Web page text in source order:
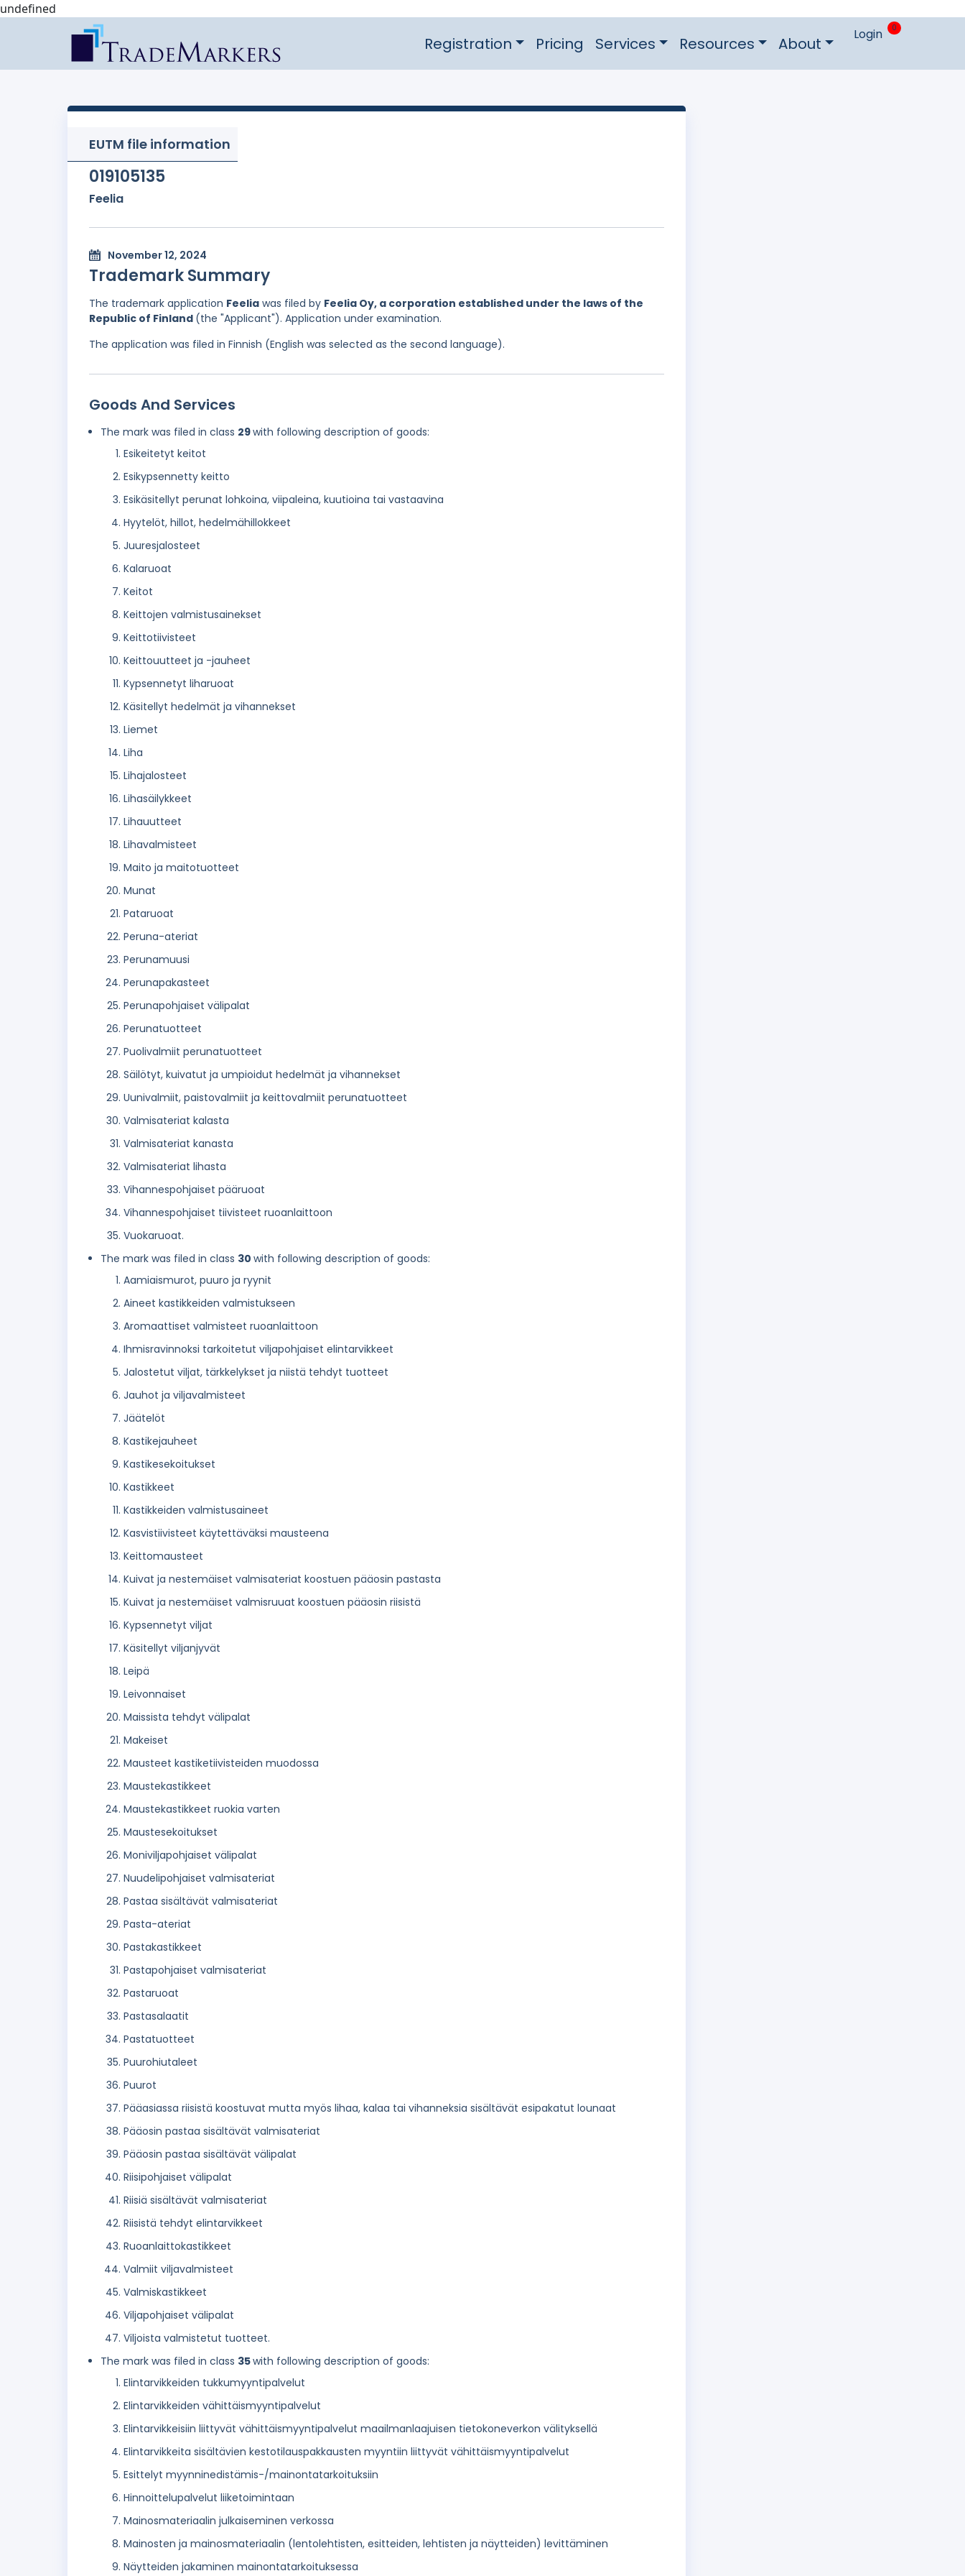
undefined
Registration Pricing Services Resources About Login 0
EUTM file information
019105135
Feelia
November 12, 2024
Trademark Summary
The trademark application Feelia was filed by Feelia Oy, a corporation established under the laws of the
Republic of Finland (the "Applicant"). Application under examination.
The application was filed in Finnish (English was selected as the second language).
Goods And Services
The mark was filed in class 29with following description of goods:
Esikeitetyt keitot
Esikypsennetty keitto
Esikäsitellyt perunat lohkoina, viipaleina, kuutioina tai vastaavina
Hyytelöt, hillot, hedelmähillokkeet
Juuresjalosteet
Kalaruoat
Keitot
Keittojen valmistusainekset
Keittotiivisteet
Keittouutteet ja -jauheet
Kypsennetyt liharuoat
Käsitellyt hedelmät ja vihannekset
Liemet
Liha
Lihajalosteet
Lihasäilykkeet
Lihauutteet
Lihavalmisteet
Maito ja maitotuotteet
Munat
Pataruoat
Peruna-ateriat
Perunamuusi
Perunapakasteet
Perunapohjaiset välipalat
Perunatuotteet
Puolivalmiit perunatuotteet
Säilötyt, kuivatut ja umpioidut hedelmät ja vihannekset
Uunivalmiit, paistovalmiit ja keittovalmiit perunatuotteet
Valmisateriat kalasta
Valmisateriat kanasta
Valmisateriat lihasta
Vihannespohjaiset pääruoat
Vihannespohjaiset tiivisteet ruoanlaittoon
Vuokaruoat.
The mark was filed in class 30 with following description of goods:
Aamiaismurot, puuro ja ryynit
Aineet kastikkeiden valmistukseen
Aromaattiset valmisteet ruoanlaittoon
Ihmisravinnoksi tarkoitetut viljapohjaiset elintarvikkeet
Jalostetut viljat, tärkkelykset ja niistä tehdyt tuotteet
Jauhot ja viljavalmisteet
Jäätelöt
Kastikejauheet
Kastikesekoitukset
Kastikkeet
Kastikkeiden valmistusaineet
Kasvistiivisteet käytettäväksi mausteena
Keittomausteet
Kuivat ja nestemäiset valmisateriat koostuen pääosin pastasta
Kuivat ja nestemäiset valmisruuat koostuen pääosin riisistä
Kypsennetyt viljat
Käsitellyt viljanjyvät
Leipä
Leivonnaiset
Maissista tehdyt välipalat
Makeiset
Mausteet kastiketiivisteiden muodossa
Maustekastikkeet
Maustekastikkeet ruokia varten
Maustesekoitukset
Moniviljapohjaiset välipalat
Nuudelipohjaiset valmisateriat
Pastaa sisältävät valmisateriat
Pasta-ateriat
Pastakastikkeet
Pastapohjaiset valmisateriat
Pastaruoat
Pastasalaatit
Pastatuotteet
Puurohiutaleet
Puurot
Pääasiassa riisistä koostuvat mutta myös lihaa, kalaa tai vihanneksia sisältävät esipakatut lounaat
Pääosin pastaa sisältävät valmisateriat
Pääosin pastaa sisältävät välipalat
Riisipohjaiset välipalat
Riisiä sisältävät valmisateriat
Riisistä tehdyt elintarvikkeet
Ruoanlaittokastikkeet
Valmiit viljavalmisteet
Valmiskastikkeet
Viljapohjaiset välipalat
Viljoista valmistetut tuotteet.
The mark was filed in class 35with following description of goods:
Elintarvikkeiden tukkumyyntipalvelut
Elintarvikkeiden vähittäismyyntipalvelut
Elintarvikkeisiin liittyvät vähittäismyyntipalvelut maailmanlaajuisen tietokoneverkon välityksellä
Elintarvikkeita sisältävien kestotilauspakkausten myyntiin liittyvät vähittäismyyntipalvelut
Esittelyt myynninedistämis-/mainontatarkoituksiin
Hinnoittelupalvelut liiketoimintaan
Mainosmateriaalin julkaiseminen verkossa
Mainosten ja mainosmateriaalin (lentolehtisten, esitteiden, lehtisten ja näytteiden) levittäminen
Näytteiden jakaminen mainontatarkoituksessa